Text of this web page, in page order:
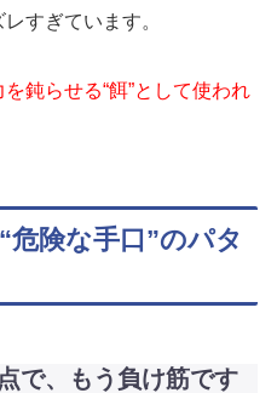
すぎています。
鈍らせる“餌”として使われ
険な手口”のパタ
で、もう負け筋です